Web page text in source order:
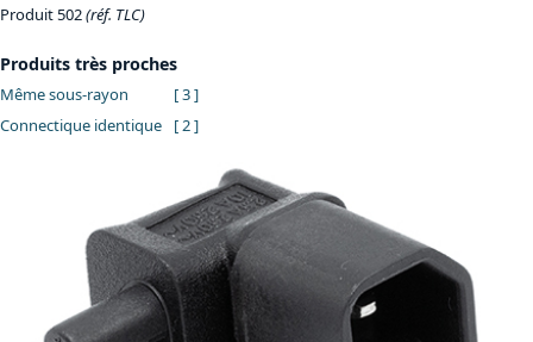
Produit 502(réf. TLC)
Produits très proches
Même sous-rayon
[ 3 ]
Connectique identique
[ 2 ]